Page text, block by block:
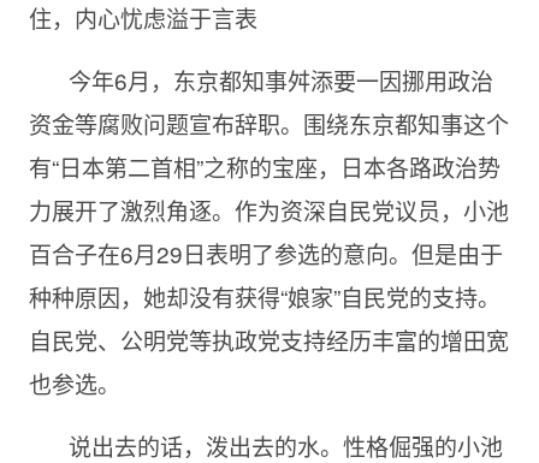
住，内心忧虑溢于言表
今年6月，东京都知事舛添要一因挪用政治
资金等腐败问题宣布辞职。围绕东京都知事这个
有“日本第二首相”之称的宝座，日本各路政治势
力展开了激烈角逐。作为资深自民党议员，小池
百合子在6月29日表明了参选的意向。但是由于
种种原因，她却没有获得“娘家”自民党的支持。
自民党、公明党等执政党支持经历丰富的增田宽
也参选。
说出去的话，泼出去的水。性格倔强的小池